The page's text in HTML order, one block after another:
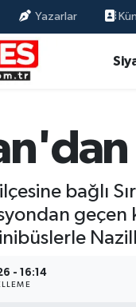
Yazarlar
bağlı
- 16:14